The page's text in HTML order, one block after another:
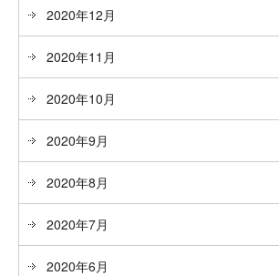
2020年12月
2020年11月
2020年10月
2020年9月
2020年8月
2020年7月
2020年6月